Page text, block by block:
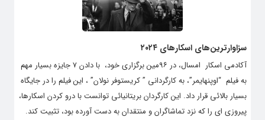
سزاوارترین‌های اسکارهای ۲۰۲۴
آکادمی اسکار امسال، در ۹۶مین برگزاری خود، با دادن ۷ جایزه بسیار مهم
به فیلم “اوپنهایمر”، به کارگردانی ” کریستوفر نولان” ، این فیلم را در جایگاه
بسیار بالائی قرار داد. این کارگردان بریتانیائی توانست با درو کردن اسکارها،
پیروزی ای را که نزد تماشاگران و منتقدان به دست آورده بود، تثبیت کند.